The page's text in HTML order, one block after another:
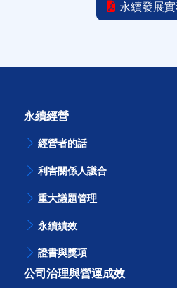
永續發展實
永續經營
經營者的話
利害關係人議合
重大議題管理
永續績效
證書與獎項
公司治理與營運成效